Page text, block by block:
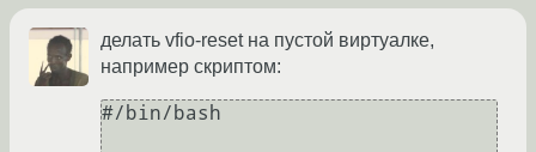
делать vfio-reset на пустой виртуалке,
например скриптом:
#/bin/bash